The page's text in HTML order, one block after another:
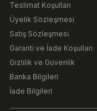
Teslimat Koşulları
Üyelik Sözleşmesi
Satış Sözleşmesi
Garanti ve İade Koşulları
Gizlilik ve Güvenlik
Banka Bilgileri
İade Bilgileri